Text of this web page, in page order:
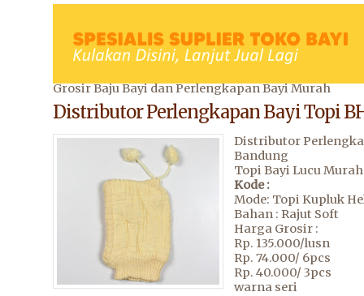
Grosir Baju Bayi dan Perlengkapan Bayi Murah
Distributor Perlengkapan Bayi Topi
Distributor
Bandung
Topi Bayi Lucu Murah
Kode :
Mode: Topi Kupluk
Bahan : Rajut Soft
Harga Grosir :
Rp. 135.000/lusn
Rp. 74.000/ 6pcs
Rp. 40.000/ 3pcs
warna seri